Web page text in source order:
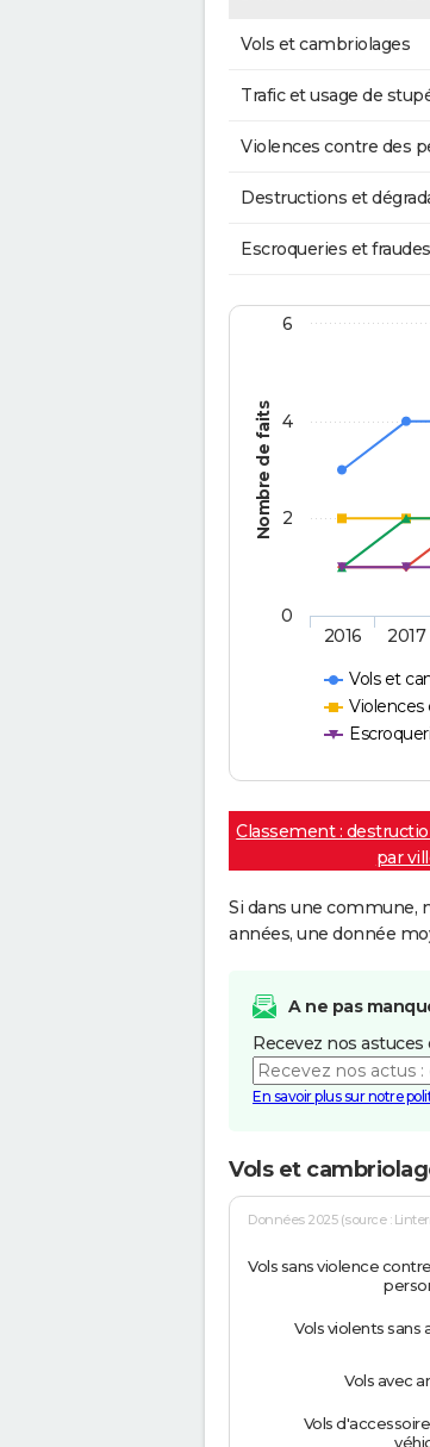
Vols et cambriolages
Trafic et usage de
Violences contre des
Destructions et
Escroqueries et fraudes
Nombre de faits
Vols et
Violences
2016 2017
0
2
4
6
Classement :
par
Si dans une commune,
années, une donnée
A ne pas
Recevez nos
En savoir plus sur notre
Vols et
Données 2025 (source :
Vols sans violence
Vols violents sans
Vols avec
Vols